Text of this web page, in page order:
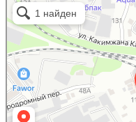
Рекламное агентство в Алматы
Информационное агентство в